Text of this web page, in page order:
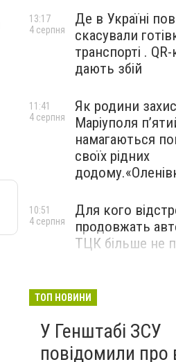
Де в Україні
скасували
транспорті .
дають збій
13:17
4 серпня
Як родини
Маріуполя
намагаються
своїх рідних
11:41
4 серпня
Для кого
продовжать
ТЦК більше не
10:51
4 серпня
ТОП НОВИНИ
У Генштабі ЗСУ
повідомили про